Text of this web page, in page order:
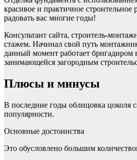
красивое и практичное строительное
радовать вас многие годы!
Консультант сайта, строитель-
стажем. Начинал свой путь
данный момент работает бригадиром
занимающейся загородным
Плюсы и минусы
В последние годы облицовка цоколя
популярности.
Основные достоинства
Это обусловлено большим